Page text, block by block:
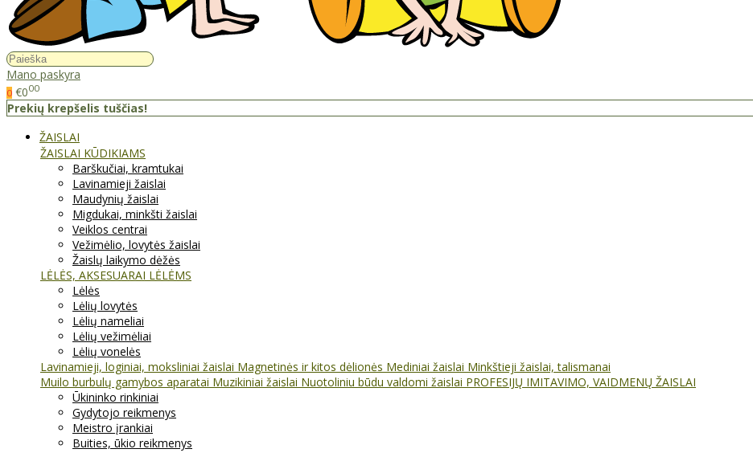
Mano paskyra
0 €000
Prekių krepšelis tuščias!
ŽAISLAI
ŽAISLAI KŪDIKIAMS
Barškučiai, kramtukai
Lavinamieji žaislai
Maudynių žaislai
Migdukai, minkšti žaislai
Veiklos centrai
Vežimėlio, lovytės žaislai
Žaislų laikymo dėžės
LĖLĖS, AKSESUARAI LĖLĖMS
Lėlės
Lėlių lovytės
Lėlių nameliai
Lėlių vežimėliai
Lėlių vonelės
Lavinamieji, loginiai, moksliniai žaislai Magnetinės ir kitos dėlionės Mediniai žaislai Minkštieji žaislai, talismanai
Muilo burbulų gamybos aparatai Muzikiniai žaislai Nuotoliniu būdu valdomi žaislai PROFESIJŲ IMITAVIMO, VAIDMENŲ ŽAISLAI
Ūkininko rinkiniai
Gydytojo reikmenys
Meistro įrankiai
Buities, ūkio reikmenys